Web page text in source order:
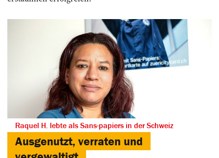
Raquel H. lebte als ­Sans-papiers in der Schweiz
Ausgenutzt, verraten und